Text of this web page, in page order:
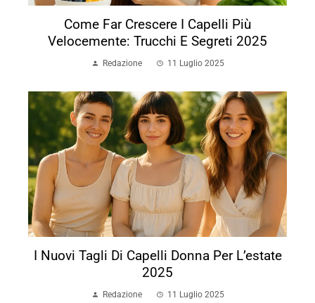
Come Far Crescere I Capelli Più
Velocemente: Trucchi E Segreti 2025
Redazione 11 Luglio 2025
I Nuovi Tagli Di Capelli Donna Per L’estate
2025
Redazione 11 Luglio 2025